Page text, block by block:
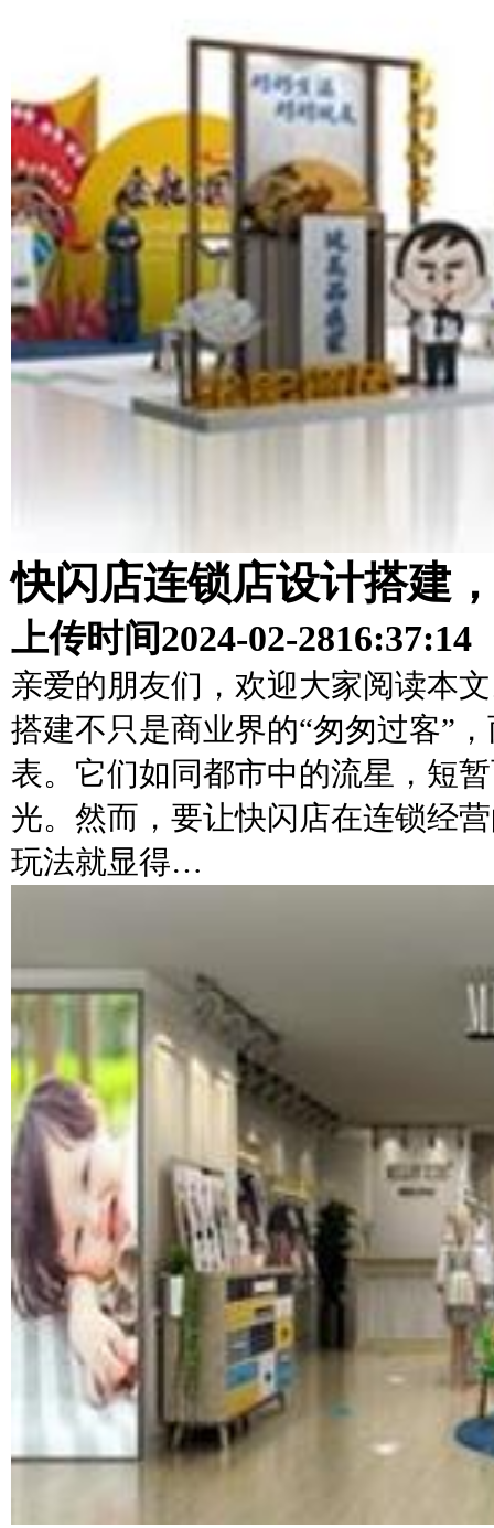
快闪店连锁店设计搭建
上传时间2024-02-2816:37:14
亲爱的朋友们，欢迎大家阅读本
搭建不只是商业界的“匆匆过客”
表。它们如同都市中的流星，短
光。然而，要让快闪店在连锁经
玩法就显得…